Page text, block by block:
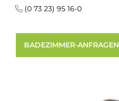
(0 73 23) 95 16-0
BADEZIMMER-ANFRAGEN